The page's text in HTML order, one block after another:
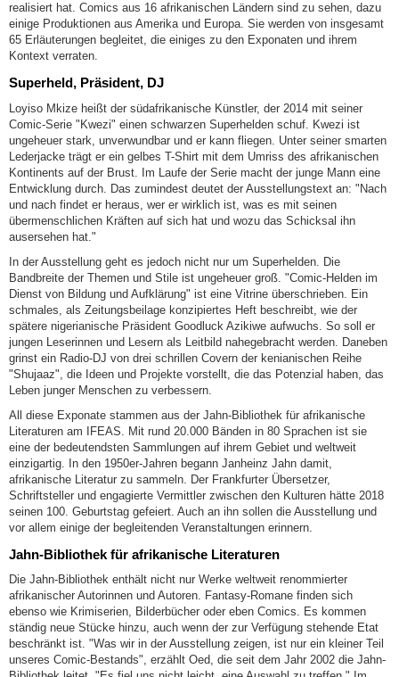
realisiert hat. Comics aus 16 afrikanischen Ländern sind zu sehen, dazu
einige Produktionen aus Amerika und Europa. Sie werden von insgesamt
65 Erläuterungen begleitet, die einiges zu den Exponaten und ihrem
Kontext verraten.
Superheld, Präsident, DJ
Loyiso Mkize heißt der südafrikanische Künstler, der 2014 mit seiner
Comic-Serie "Kwezi" einen schwarzen Superhelden schuf. Kwezi ist
ungeheuer stark, unverwundbar und er kann fliegen. Unter seiner smarten
Lederjacke trägt er ein gelbes T-Shirt mit dem Umriss des afrikanischen
Kontinents auf der Brust. Im Laufe der Serie macht der junge Mann eine
Entwicklung durch. Das zumindest deutet der Ausstellungstext an: "Nach
und nach findet er heraus, wer er wirklich ist, was es mit seinen
übermenschlichen Kräften auf sich hat und wozu das Schicksal ihn
ausersehen hat."
In der Ausstellung geht es jedoch nicht nur um Superhelden. Die
Bandbreite der Themen und Stile ist ungeheuer groß. "Comic-Helden im
Dienst von Bildung und Aufklärung" ist eine Vitrine überschrieben. Ein
schmales, als Zeitungsbeilage konzipiertes Heft beschreibt, wie der
spätere nigerianische Präsident Goodluck Azikiwe aufwuchs. So soll er
jungen Leserinnen und Lesern als Leitbild nahegebracht werden. Daneben
grinst ein Radio-DJ von drei schrillen Covern der kenianischen Reihe
"Shujaaz", die Ideen und Projekte vorstellt, die das Potenzial haben, das
Leben junger Menschen zu verbessern.
All diese Exponate stammen aus der Jahn-Bibliothek für afrikanische
Literaturen am IFEAS. Mit rund 20.000 Bänden in 80 Sprachen ist sie
eine der bedeutendsten Sammlungen auf ihrem Gebiet und weltweit
einzigartig. In den 1950er-Jahren begann Janheinz Jahn damit,
afrikanische Literatur zu sammeln. Der Frankfurter Übersetzer,
Schriftsteller und engagierte Vermittler zwischen den Kulturen hätte 2018
seinen 100. Geburtstag gefeiert. Auch an ihn sollen die Ausstellung und
vor allem einige der begleitenden Veranstaltungen erinnern.
Jahn-Bibliothek für afrikanische Literaturen
Die Jahn-Bibliothek enthält nicht nur Werke weltweit renommierter
afrikanischer Autorinnen und Autoren. Fantasy-Romane finden sich
ebenso wie Krimiserien, Bilderbücher oder eben Comics. Es kommen
ständig neue Stücke hinzu, auch wenn der zur Verfügung stehende Etat
beschränkt ist. "Was wir in der Ausstellung zeigen, ist nur ein kleiner Teil
unseres Comic-Bestands", erzählt Oed, die seit dem Jahr 2002 die Jahn-